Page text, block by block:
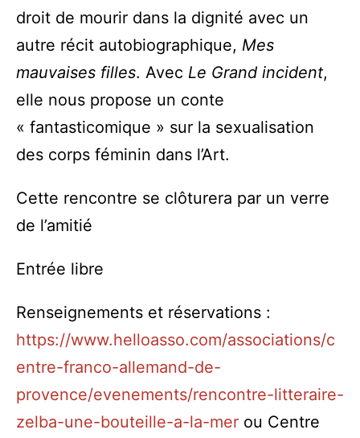
droit de mourir dans la dignité avec un
autre récit autobiographique, Mes
mauvaises filles. Avec Le Grand incident,
elle nous propose un conte
« fantasticomique » sur la sexualisation
des corps féminin dans l’Art.
Cette rencontre se clôturera par un verre
de l’amitié
Entrée libre
Renseignements et réservations :
https://www.helloasso.com/associations/c
entre-franco-allemand-de-
provence/evenements/rencontre-litteraire-
zelba-une-bouteille-a-la-mer ou Centre